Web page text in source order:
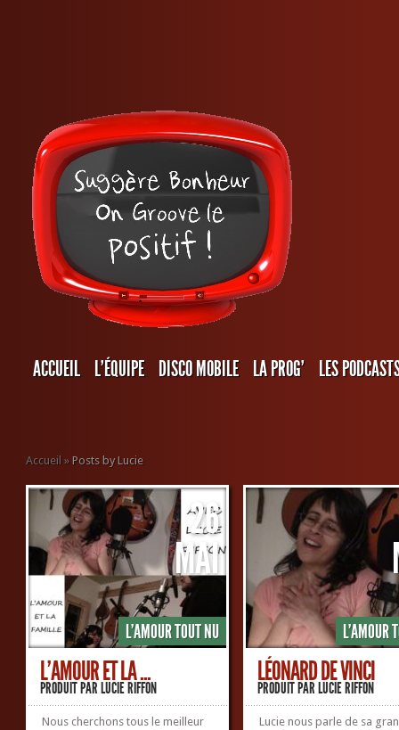
ACCUEIL L’ÉQUIPE DISCO MOBILE LA PROG’ LES
Accueil » Posts by Lucie
L'AMOUR TOUT NU
MAI
26
L’AMOUR ET LA ...
PRODUIT PARLUCIE RIFFON
Nous cherchons tous le meilleur
L'AMOUR
LÉONARD DE VINCI
PRODUIT PARLUCIE RIFFON
Lucie nous parle de sa